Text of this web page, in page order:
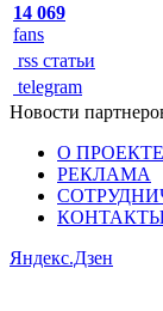
14 069
fans
rss статьи
telegram
Новости
О ПРОЕКТЕ
РЕКЛАМА
Яндекс.Дзен